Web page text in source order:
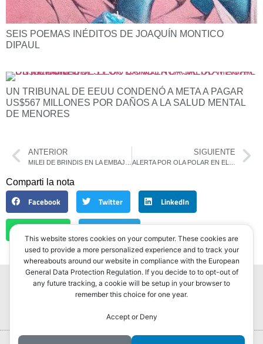
SEIS POEMAS INÉDITOS DE JOAQUÍN MONTICO
DIPAUL
UN TRIBUNAL DE EEUU CONDENÓ A META A PAGAR
US$567 MILLONES POR DAÑOS A LA SALUD MENTAL
DE MENORES
ANTERIOR SIGUIENTE
Comparti la nota
Facebook Twitter LinkedIn
Portada Hurlingham Post ®2022
This website stores cookies on your computer. These cookies are
used to provide a more personalized experience and to track your
whereabouts around our website in compliance with the European
General Data Protection Regulation. If you decide to to opt-out of
any future tracking, a cookie will be setup in your browser to
remember this choice for one year.
Accept or Deny